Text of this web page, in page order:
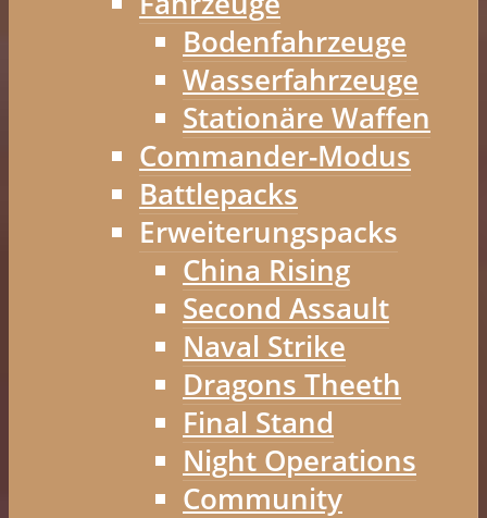
Bodenfahrzeuge
Wasserfahrzeuge
Stationäre Waffen
Commander-Modus
Battlepacks
Erweiterungspacks
China Rising
Second Assault
Naval Strike
Dragons Theeth
Final Stand
Night Operations
Community